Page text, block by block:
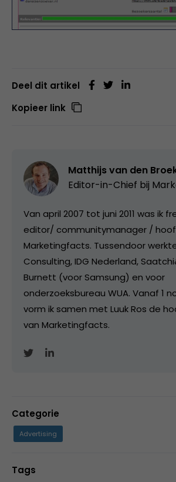
Deel dit artikel
Kopieer link
Matthijs van den
Editor-in-Chief bij
Van april 2007 tot juni 2011 was ik
editor/ communitymanager /
Marketingfacts. Tussendoor
Consulting, IDG Nederland,
Burnett (voor Samsung) en voor
onderzoeksbureau WUA. Vanaf 1
vorm ik samen met Luuk Ros de
van Marketingfacts.
Categorie
Advertising
Tags